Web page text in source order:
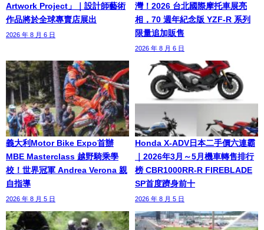
Artwork Project」｜設計師藝術
作品將於全球專賣店展出
2026 年 8 月 6 日
灣！2026 台北國際摩托車展亮
相，70 週年紀念版 YZF-R 系列
限量追加販售
2026 年 8 月 6 日
義大利Motor Bike Expo首辦
MBE Masterclass 越野騎乘學
校！世界冠軍 Andrea Verona 親
自指導
2026 年 8 月 5 日
Honda X-ADV日本二手價六連霸
｜2026年3月～5月機車轉售排行
榜 CBR1000RR-R FIREBLADE
SP首度躋身前十
2026 年 8 月 5 日